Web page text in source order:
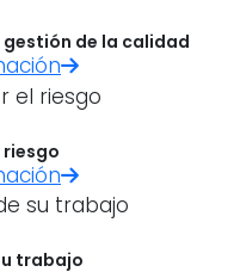
de la calidad
trabajo